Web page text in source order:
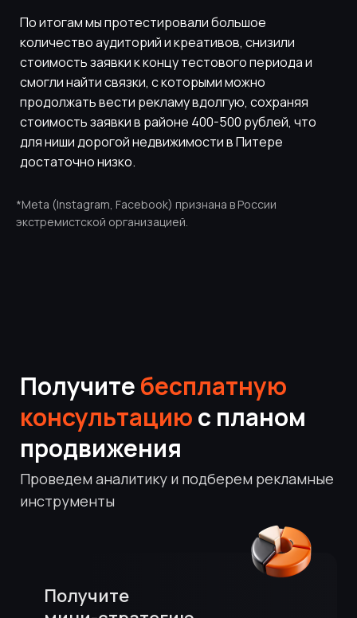
По итогам мы протестировали большое
количество аудиторий и креативов, снизили
стоимость заявки к концу тестового периода и
смогли найти связки, с которыми можно
продолжать вести рекламу вдолгую, сохраняя
стоимость заявки в районе 400-500 рублей, что
для ниши дорогой недвижимости в Питере
достаточно низко.
*Meta (Instagram, Facebook) признана в России
экстремистской организацией.
Получитебесплатную
консультациюс планом
продвижения
Проведем аналитику и подберем рекламные
инструменты
Получите